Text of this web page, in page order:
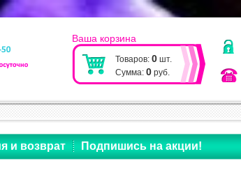
Ваша корзина
Товаров: 0 шт.
Сумма: 0 руб.
и возврат Подпишись на акции!